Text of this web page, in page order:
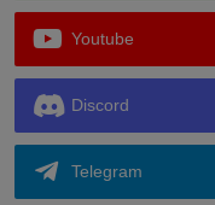
Youtube
Discord
Telegram